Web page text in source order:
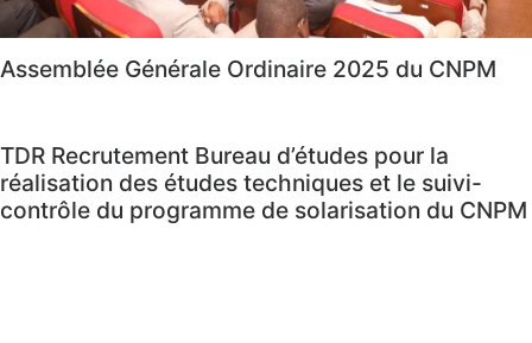
Assemblée Générale Ordinaire 2025 du CNPM
TDR Recrutement Bureau d’études pour la
réalisation des études techniques et le suivi-
contrôle du programme de solarisation du CNPM